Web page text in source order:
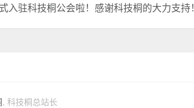
入驻科技桐公会啦！感谢科技桐的大力支持！
, 科技桐总站长